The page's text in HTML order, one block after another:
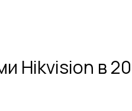
Hikvision в